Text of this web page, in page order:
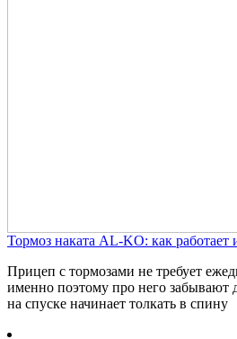
Тормоз наката AL-KO: как работает
Прицеп с тормозами не требует
именно поэтому про него забывают
на спуске начинает толкать в спину